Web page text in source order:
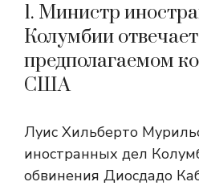
1. Министр
Колумбии
предполагаемом
США
Луис Хильберто
иностранных дел
обвинения Диосдадо